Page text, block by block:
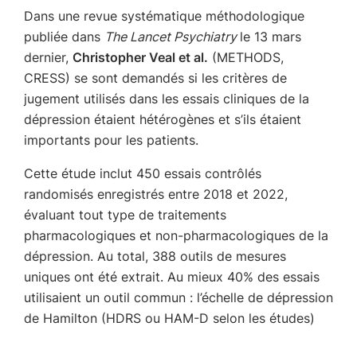
Dans une revue systématique méthodologique
publiée dans The Lancet Psychiatryle 13 mars
dernier, Christopher Veal et al. (METHODS,
CRESS) se sont demandés si les critères de
jugement utilisés dans les essais cliniques de la
dépression étaient hétérogènes et s’ils étaient
importants pour les patients.
Cette étude inclut 450 essais contrôlés
randomisés enregistrés entre 2018 et 2022,
évaluant tout type de traitements
pharmacologiques et non-pharmacologiques de la
dépression. Au total, 388 outils de mesures
uniques ont été extrait. Au mieux 40% des essais
utilisaient un outil commun : l’échelle de dépression
de Hamilton (HDRS ou HAM-D selon les études)